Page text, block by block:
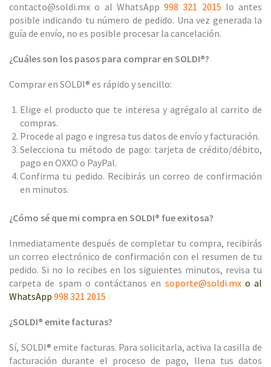
contacto@soldi.mx o al WhatsApp 998 321 2015 lo antes
posible indicando tu número de pedido. Una vez generada la
guía de envío, no es posible procesar la cancelación.
¿Cuáles son los pasos para comprar en SOLDI®?
Comprar en SOLDI® es rápido y sencillo:
Elige el producto que te interesa y agrégalo al carrito de
compras.
Procede al pago e ingresa tus datos de envío y facturación.
Selecciona tu método de pago: tarjeta de crédito/débito,
pago en OXXO o PayPal.
Confirma tu pedido. Recibirás un correo de confirmación
en minutos.
¿Cómo sé que mi compra en SOLDI® fue exitosa?
Inmediatamente después de completar tu compra, recibirás
un correo electrónico de confirmación con el resumen de tu
pedido. Si no lo recibes en los siguientes minutos, revisa tu
carpeta de spam o contáctanos en soporte@soldi.mxo al
WhatsApp 998 321 2015
¿SOLDI® emite facturas?
Sí, SOLDI® emite facturas. Para solicitarla, activa la casilla de
facturación durante el proceso de pago, llena tus datos